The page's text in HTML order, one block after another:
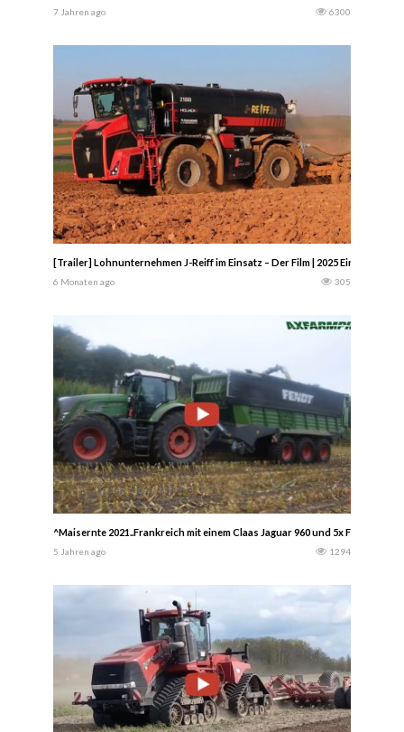
7 Jahren ago 6300
[Trailer] Lohnunternehmen J-Reiff im Einsatz – Der Film | 2025 Ein Jahr
6 Monaten ago 305
^Maisernte 2021..Frankreich mit einem Claas Jaguar 960 und 5x Fendt
5 Jahren ago 1294